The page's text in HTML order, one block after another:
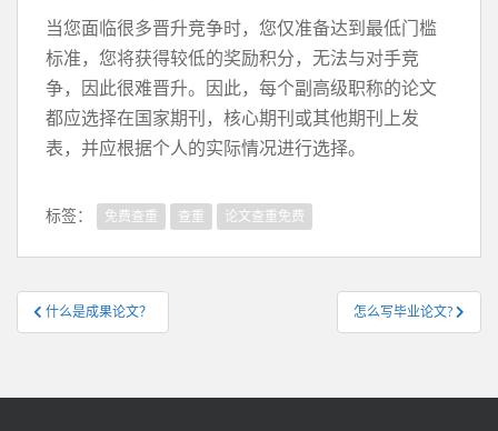
当您面临很多晋升竞争时，您仅准备达到最低门槛
标准，您将获得较低的奖励积分，无法与对手竞
争，因此很难晋升。因此，每个副高级职称的论文
都应选择在国家期刊，核心期刊或其他期刊上发
表，并应根据个人的实际情况进行选择。
标签： 免费查重 查重 论文查重免费
文
章
航
什么是成果论文？ 怎么写毕业论文?